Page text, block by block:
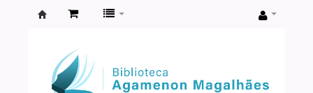
Agamenon
Magalhães